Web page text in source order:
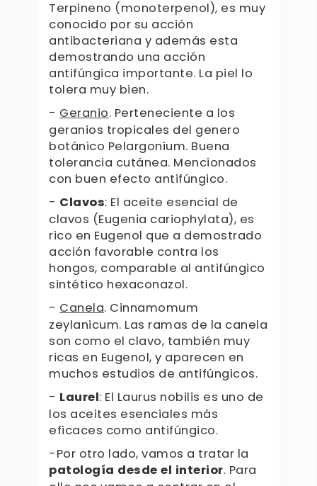
Terpineno (monoterpenol), es muy
conocido por su acción
antibacteriana y además esta
demostrando una acción
antifúngica importante. La piel lo
tolera muy bien.
-Geranio. Perteneciente a los
geranios tropicales del genero
botánico Pelargonium. Buena
tolerancia cutánea. Mencionados
con buen efecto antifúngico.
- Clavos: El aceite esencial de
clavos (Eugenia cariophylata), es
rico en Eugenol que a demostrado
acción favorable contra los
hongos, comparable al antifúngico
sintético hexaconazol.
-Canela. Cinnamomum
zeylanicum. Las ramas de la canela
son como el clavo, también muy
ricas en Eugenol, y aparecen en
muchos estudios de antifúngicos.
- Laurel: El Laurus nobilis es uno de
los aceites esenciales más
eficaces como antifúngico.
-Por otro lado, vamos a tratar la
patología desde el interior. Para